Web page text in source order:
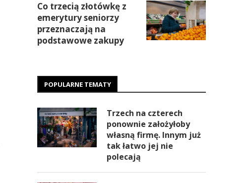
Co trzecią złotówkę z
emerytury seniorzy
przeznaczają na
podstawowe zakupy
POPULARNE TEMATY
Trzech na czterech
ponownie założyłoby
własną firmę. Innym już
tak łatwo jej nie
polecają